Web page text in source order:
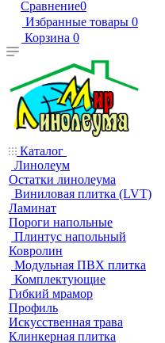
Сравнение0
Избранные товары 0
Корзина 0
Каталог
Линолеум
Остатки линолеума
Виниловая плитка (LVT)
Ламинат
Пороги напольные
Плинтус напольный
Ковролин
Модульная ПВХ плитка
Комплектующие
Гибкий мрамор
Профиль
Искусственная трава
Клинкерная плитка